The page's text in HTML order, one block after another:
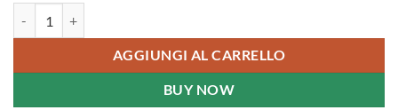
AGGIUNGI AL CARRELLO
BUY NOW